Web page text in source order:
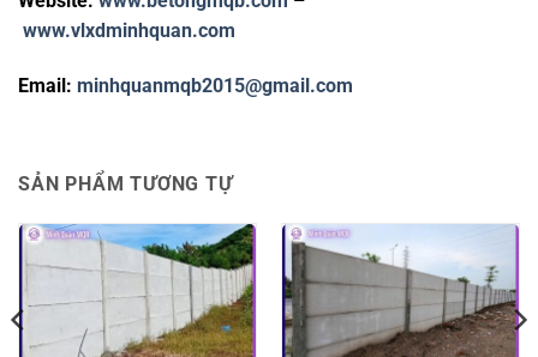
www.vlxdminhquan.com
Email: minhquanmqb2015@gmail.com
SẢN PHẨM TƯƠNG TỰ